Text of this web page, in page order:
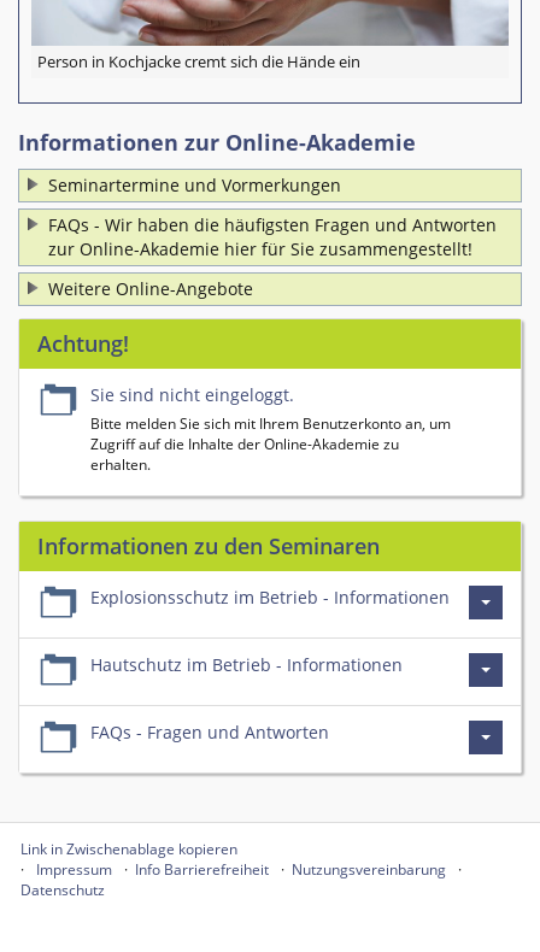
Person in Kochjacke cremt sich die Hände ein
Informationen zur Online-Akademie
Seminartermine und Vormerkungen
FAQs - Wir haben die häufigsten Fragen und Antworten
zur Online-Akademie hier für Sie zusammengestellt!
Weitere Online-Angebote
Achtung!
Sie sind nicht eingeloggt.
Bitte melden Sie sich mit Ihrem Benutzerkonto an, um
Zugriff auf die Inhalte der Online-Akademie zu
erhalten.
Informationen zu den Seminaren
Explosionsschutz im Betrieb - Informationen
Hautschutz im Betrieb - Informationen
FAQs - Fragen und Antworten
Link in Zwischenablage kopieren
Impressum
Info Barrierefreiheit
Nutzungsvereinbarung
Datenschutz